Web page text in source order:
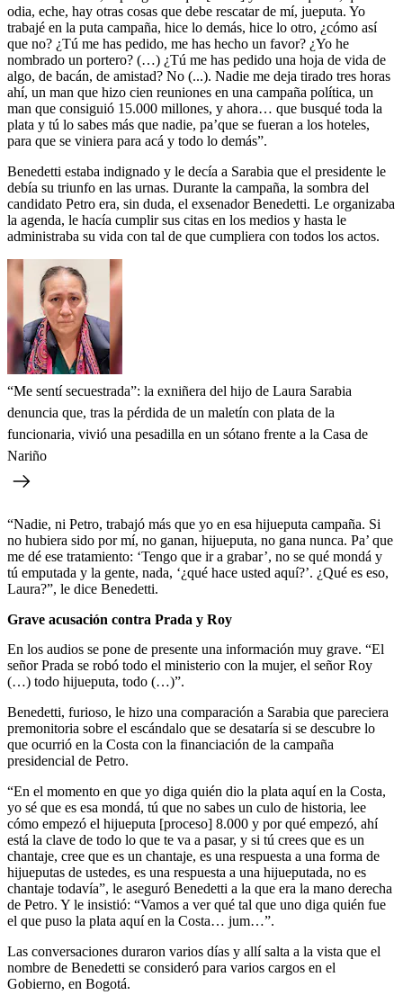
odia, eche, hay otras cosas que debe rescatar de mí, jueputa. Yo
trabajé en la puta campaña, hice lo demás, hice lo otro, ¿cómo así
que no? ¿Tú me has pedido, me has hecho un favor? ¿Yo he
nombrado un portero? (…) ¿Tú me has pedido una hoja de vida de
algo, de bacán, de amistad? No (...). Nadie me deja tirado tres horas
ahí, un man que hizo cien reuniones en una campaña política, un
man que consiguió 15.000 millones, y ahora… que busqué toda la
plata y tú lo sabes más que nadie, pa’que se fueran a los hoteles,
para que se viniera para acá y todo lo demás”.
Benedetti estaba indignado y le decía a Sarabia que el presidente le
debía su triunfo en las urnas. Durante la campaña, la sombra del
candidato Petro era, sin duda, el exsenador Benedetti. Le organizaba
la agenda, le hacía cumplir sus citas en los medios y hasta le
administraba su vida con tal de que cumpliera con todos los actos.
“Me sentí secuestrada”: la exniñera del hijo de Laura Sarabia
denuncia que, tras la pérdida de un maletín con plata de la
funcionaria, vivió una pesadilla en un sótano frente a la Casa de
Nariño
“Nadie, ni Petro, trabajó más que yo en esa hijueputa campaña. Si
no hubiera sido por mí, no ganan, hijueputa, no gana nunca. Pa’ que
me dé ese tratamiento: ‘Tengo que ir a grabar’, no se qué mondá y
tú emputada y la gente, nada, ‘¿qué hace usted aquí?’. ¿Qué es eso,
Laura?”, le dice Benedetti.
Grave acusación contra Prada y Roy
En los audios se pone de presente una información muy grave. “El
señor Prada se robó todo el ministerio con la mujer, el señor Roy
(…) todo hijueputa, todo (…)”.
Benedetti, furioso, le hizo una comparación a Sarabia que pareciera
premonitoria sobre el escándalo que se desataría si se descubre lo
que ocurrió en la Costa con la financiación de la campaña
presidencial de Petro.
“En el momento en que yo diga quién dio la plata aquí en la Costa,
yo sé que es esa mondá, tú que no sabes un culo de historia, lee
cómo empezó el hijueputa [proceso] 8.000 y por qué empezó, ahí
está la clave de todo lo que te va a pasar, y si tú crees que es un
chantaje, cree que es un chantaje, es una respuesta a una forma de
hijueputas de ustedes, es una respuesta a una hijueputada, no es
chantaje todavía”, le aseguró Benedetti a la que era la mano derecha
de Petro. Y le insistió: “Vamos a ver qué tal que uno diga quién fue
el que puso la plata aquí en la Costa… jum…”.
Las conversaciones duraron varios días y allí salta a la vista que el
nombre de Benedetti se consideró para varios cargos en el
Gobierno, en Bogotá.